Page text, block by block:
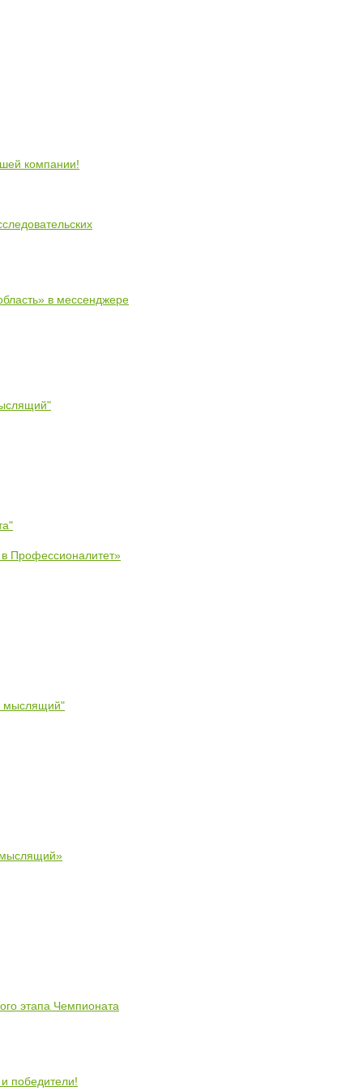
компании!
в мессенджере
Профессионалитет»
мыслящий"
этапа Чемпионата
победители!